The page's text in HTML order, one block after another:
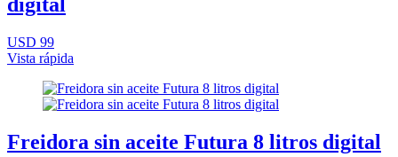
USD 99
Vista rápida
Freidora sin aceite Futura 8 litros digital